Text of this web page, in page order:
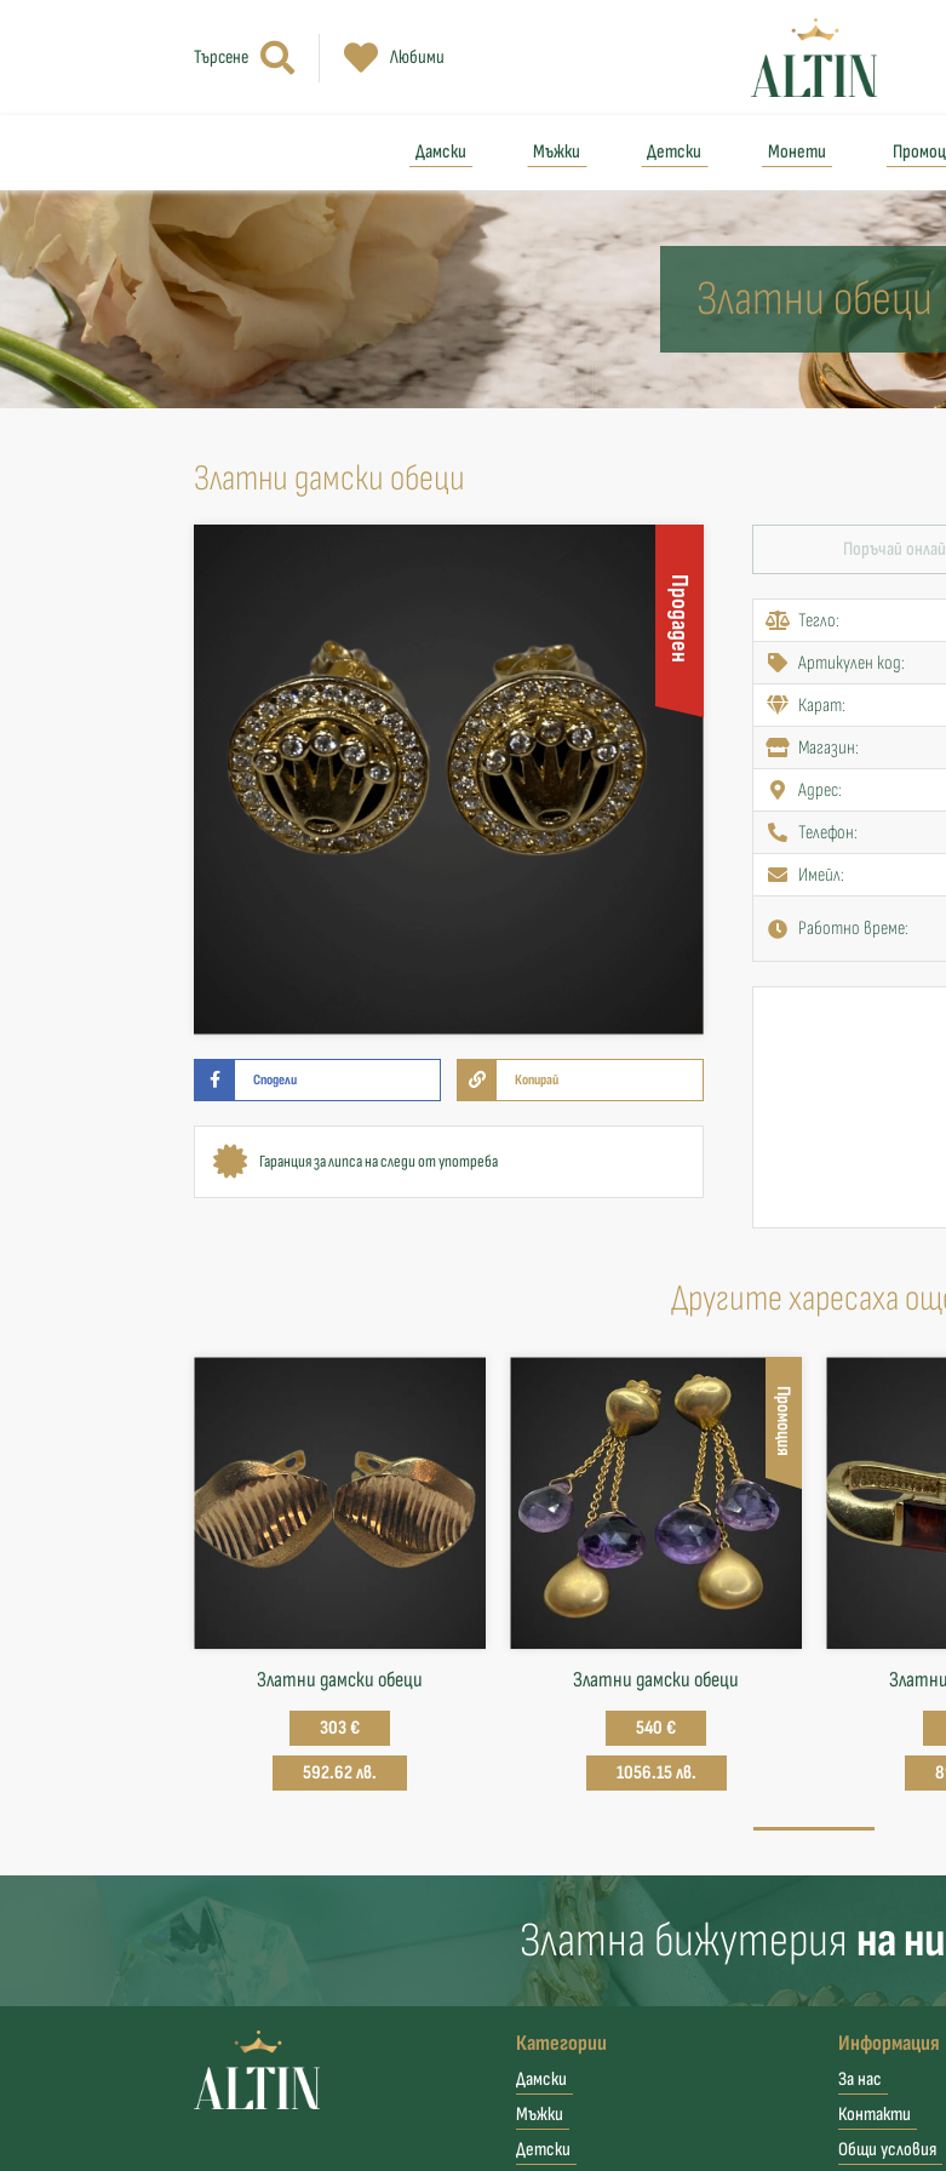
Търсене Любими
Дамски Мъжки Детски Монети
Златни обеци
Златни дамски обеци
Продаден
Сподели Копирай
Гаранция за липса на следи от употреба
Поръчай
Тегло:
Артикулен код:
Карат:
Mагазин:
Адрес:
Телефон:
Имейл:
Работно време:
Другите харесаха
Златни дамски обеци
303 €
592.62 лв.
Промоция
Златни дамски обеци
540 €
1056.15 лв.
Златна бижутерия на
Категории
Дамски
Мъжки
Детски
Информация
За нас
Контакти
Общи условия